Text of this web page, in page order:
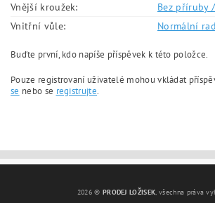
Vnější kroužek:
Bez příruby
Vnitřní vůle:
Normální
Buďte první, kdo napíše příspěvek k této položce.
Pouze registrovaní uživatelé mohou vkládat
se nebo se registrujte.
2026 © PRODEJ LOŽISEK, všechna práva